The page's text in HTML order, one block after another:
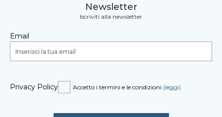
Newsletter
Iscriviti alla newsletter
Email
Privacy Policy Accetto i termini e le condizioni (leggi)